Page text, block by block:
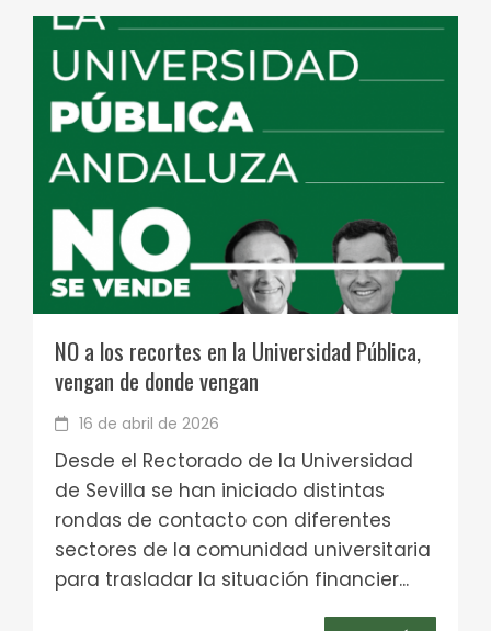
NO a los recortes en la Universidad Pública,
vengan de donde vengan
16 de abril de 2026
Desde el Rectorado de la Universidad
de Sevilla se han iniciado distintas
rondas de contacto con diferentes
sectores de la comunidad universitaria
para trasladar la situación financier...